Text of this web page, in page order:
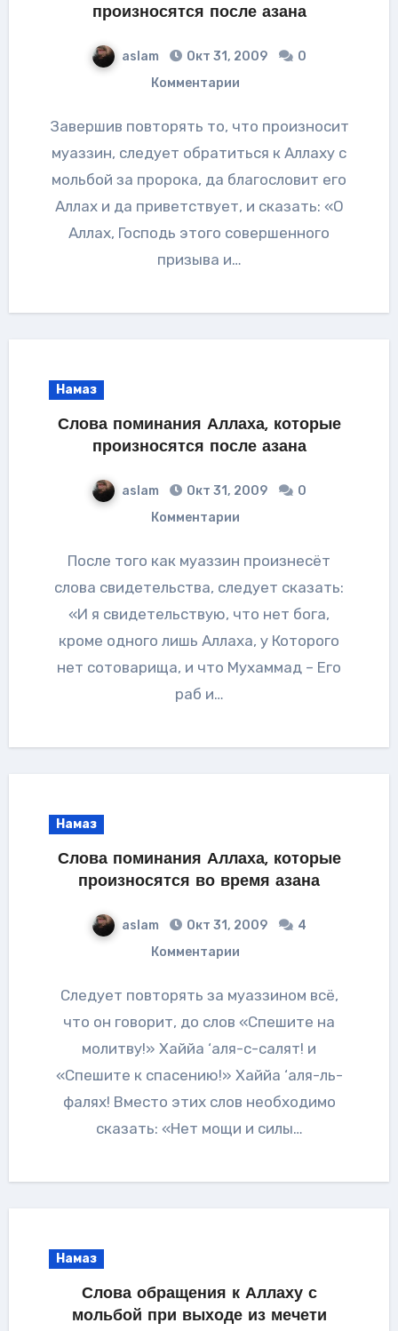
произносятся после азана
aslam Окт 31, 2009
0
Комментарии
Завершив повторять то, что произносит
муаззин, следует обратиться к Аллаху с
мольбой за пророка, да благословит его
Аллах и да приветствует, и сказать: «О
Аллах, Господь этого совершенного
призыва и…
Намаз
Слова поминания Аллаха, которые
произносятся после азана
aslam Окт 31, 2009
0
Комментарии
После того как муаззин произнесёт
слова свидетельства, следует сказать:
«И я свидетельствую, что нет бога,
кроме одного лишь Аллаха, у Которого
нет сотоварища, и что Мухаммад – Его
раб и…
Намаз
Слова поминания Аллаха, которые
произносятся во время азана
aslam Окт 31, 2009
4
Комментарии
Следует повторять за муаззином всё,
что он говорит, до слов «Спешите на
молитву!» Хаййа ‘аля-с-салят! и
«Спешите к спасению!» Хаййа ‘аля-ль-
фалях! Вместо этих слов необходимо
сказать: «Нет мощи и силы…
Намаз
Слова обращения к Аллаху с
мольбой при выходе из мечети